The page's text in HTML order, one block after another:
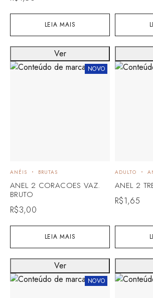
LEIA MAIS
NOVO
LEIA MAIS
ANÉIS BRUTAS
ANEL 2 CORACOES VAZ.
BRUTO
R$3,00
Ver
ADULTO
ANEL 2
R$1,65
NOVO
Ver